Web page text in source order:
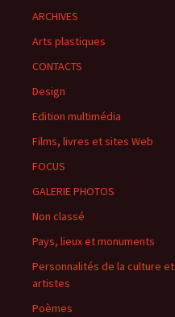
ARCHIVES
Arts plastiques
CONTACTS
Design
Edition multimédia
Films, livres et sites Web
FOCUS
GALERIE PHOTOS
Non classé
Pays, lieux et monuments
Personnalités de la culture et
artistes
Poèmes